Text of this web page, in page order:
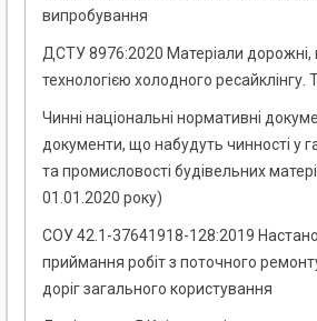
випробування
ДСТУ 8976:2020 Матеріали дорожні,
технологією холодного ресайклінгу.
Чинні національні нормативні
документи, що набудуть чинності у
та промисловості будівельних
01.01.2020 року)
СОУ 42.1-37641918-128:2019
приймання робіт з поточного
доріг загального користування